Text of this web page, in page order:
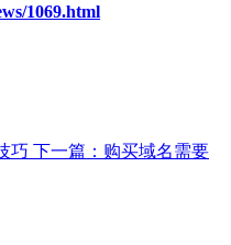
1069.html
巧 下一篇： 购买域名需要